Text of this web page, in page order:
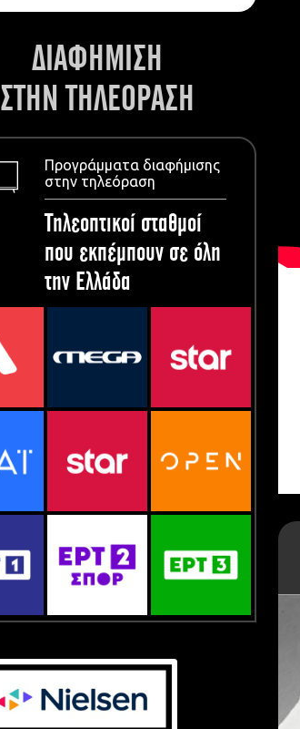
ΔΙΑΦΗΜΙΣΗ
ΣΤΗΝ ΤΗΛΕΟΡΑΣΗ
Προγράμματα διαφήμισης
στην τηλεόραση
Τηλεοπτικοί σταθμοί
που εκπέμπουν σε όλη
την Ελλάδα